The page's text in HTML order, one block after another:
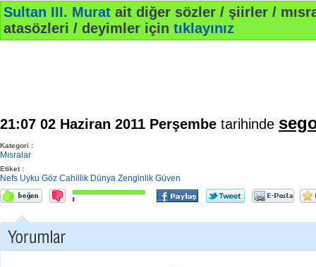
Sultan III. Murat ait diğer sözler / şiirler /
atasözleri / deyimler için tıklayınız
21:07 02 Haziran 2011 Perşembe tarihinde
Kategori :
Mısralar
Etiket :
Nefs Uyku Göz Cahillik Dünya Zenginlik Güven